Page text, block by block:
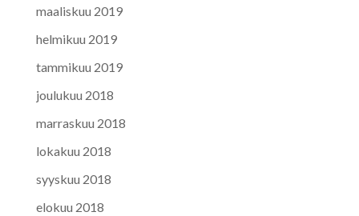
maaliskuu 2019
helmikuu 2019
tammikuu 2019
joulukuu 2018
marraskuu 2018
lokakuu 2018
syyskuu 2018
elokuu 2018